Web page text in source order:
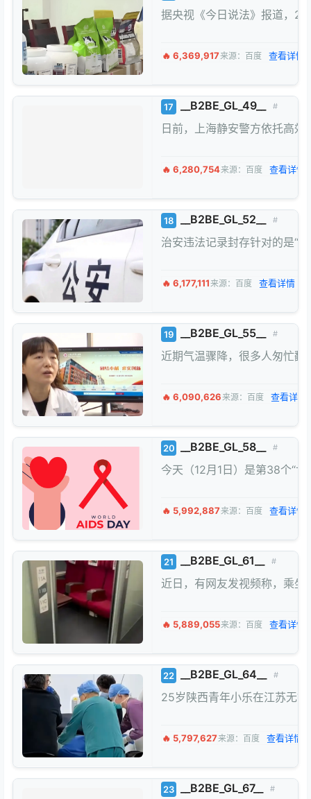
据央视《今日说法》报道，
🔥 6,369,917来源：百度 查看详情
17 __B2BE_GL_49__ #
日前，上海静安警方依托高
🔥 6,280,754来源：百度 查看详情
18 __B2BE_GL_52__ #
治安违法记录封存针对的是“
🔥 6,177,111来源：百度 查看详情 →
19 __B2BE_GL_55__ #
近期气温骤降，很多人匆忙
🔥 6,090,626来源：百度 查看详
20 __B2BE_GL_58__ #
今天（12月1日）是第38个“
🔥 5,992,887来源：百度 查看详情
21 __B2BE_GL_61__ #
近日，有网友发视频称，乘
🔥 5,889,055来源：百度 查看详情
22 __B2BE_GL_64__ #
25岁‌陕西青年‌小乐在‌江苏无
🔥 5,797,627来源：百度 查看详情
23 __B2BE_GL_67__ #